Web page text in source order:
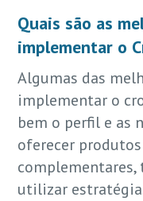
Quais são as
implementar o
Algumas das
implementar o
bem o perfil e as
oferecer
complementares,
utilizar